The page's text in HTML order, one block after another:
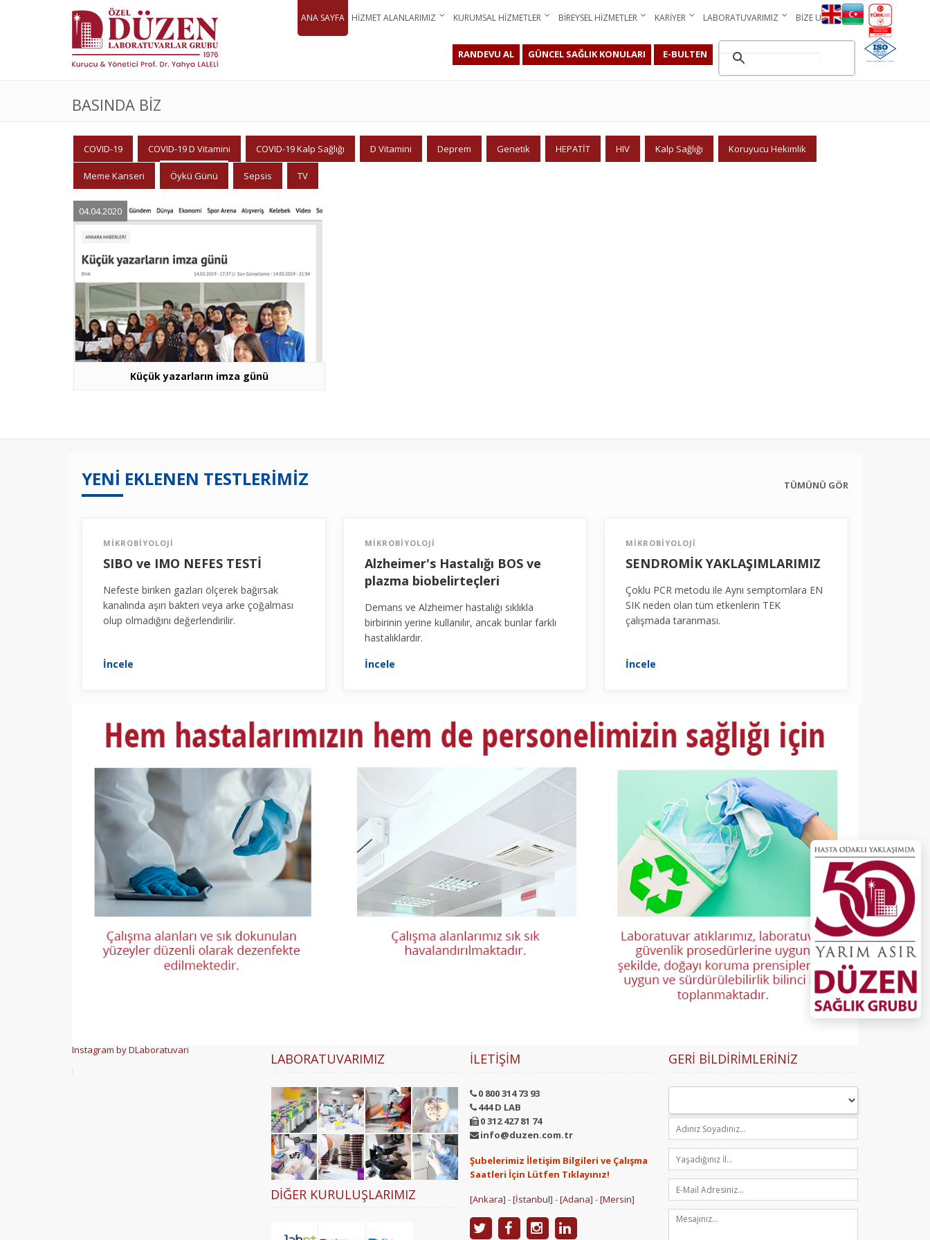
ANA SAYFA HIZMET ALANLARIMIZ KURUMSAL HIZMETLER BIREYSEL HIZMETLER KARIYER LABORATUVARIMIZ BIZE ULAŞIN
RANDEVU AL GÜNCEL SAĞLIK KONULARI E-BULTEN
BASINDA BIZ
COVID-19 COVID-19 D Vitamini COVID-19 Kalp Sağlığı D Vitamini Deprem Genetik HEPATİT HIV Kalp Sağlığı Koruyucu Hekimlik
Meme Kanseri Öykü Günü Sepsis TV
04.04.2020
Küçük yazarların imza günü
YENİ EKLENEN TESTLERİMİZ TÜMÜNÜ GÖR
MİKROBİYOLOJİ
SIBO ve IMO NEFES TESTİ
Nefeste biriken gazları ölçerek bağırsak
kanalında aşırı bakteri veya arke çoğalması
olup olmadığını değerlendirilir.
İncele
MİKROBİYOLOJİ
Alzheimer's Hastalığı BOS ve
plazma biobelirteçleri
Demans ve Alzheimer hastalığı sıklıkla
birbirinin yerine kullanılır, ancak bunlar farklı
hastalıklardır.
İncele
MİKROBİYOLOJİ
SENDROMİK YAKLAŞIMLARIMIZ
Çoklu PCR metodu ile Aynı semptomlara EN
SIK neden olan tüm etkenlerin TEK
çalışmada taranması.
İncele
Instagram by DLaboratuvari
LABORATUVARIMIZ
DIĞER KURULUŞLARIMIZ
İLETIŞIM
0 800 314 73 93
444 D LAB
0 312 427 81 74
info@duzen.com.tr
Şubelerimiz İletişim Bilgileri ve Çalışma
Saatleri İçin Lütfen Tıklayınız!
[Ankara] -[İstanbul] -[Adana] -[Mersin]
GERI BILDIRIMLERINIZ